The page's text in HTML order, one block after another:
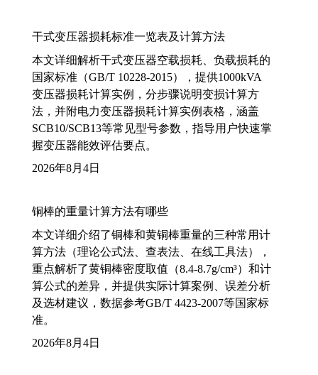
干式变压器损耗标准一览表及计算方法
本文详细解析干式变压器空载损耗、负载损耗的
国家标准（GB/T 10228-2015），提供1000kVA
变压器损耗计算实例，分步骤说明变损计算方
法，并附电力变压器损耗计算实例表格，涵盖
SCB10/SCB13等常见型号参数，指导用户快速掌
握变压器能效评估要点。
2026年8月4日
铜棒的重量计算方法有哪些
本文详细介绍了铜棒和黄铜棒重量的三种常用计
算方法（理论公式法、查表法、在线工具法），
重点解析了黄铜棒密度取值（8.4-8.7g/cm³）和计
算公式的差异，并提供实际计算案例、误差分析
及选材建议，数据参考GB/T 4423-2007等国家标
准。
2026年8月4日